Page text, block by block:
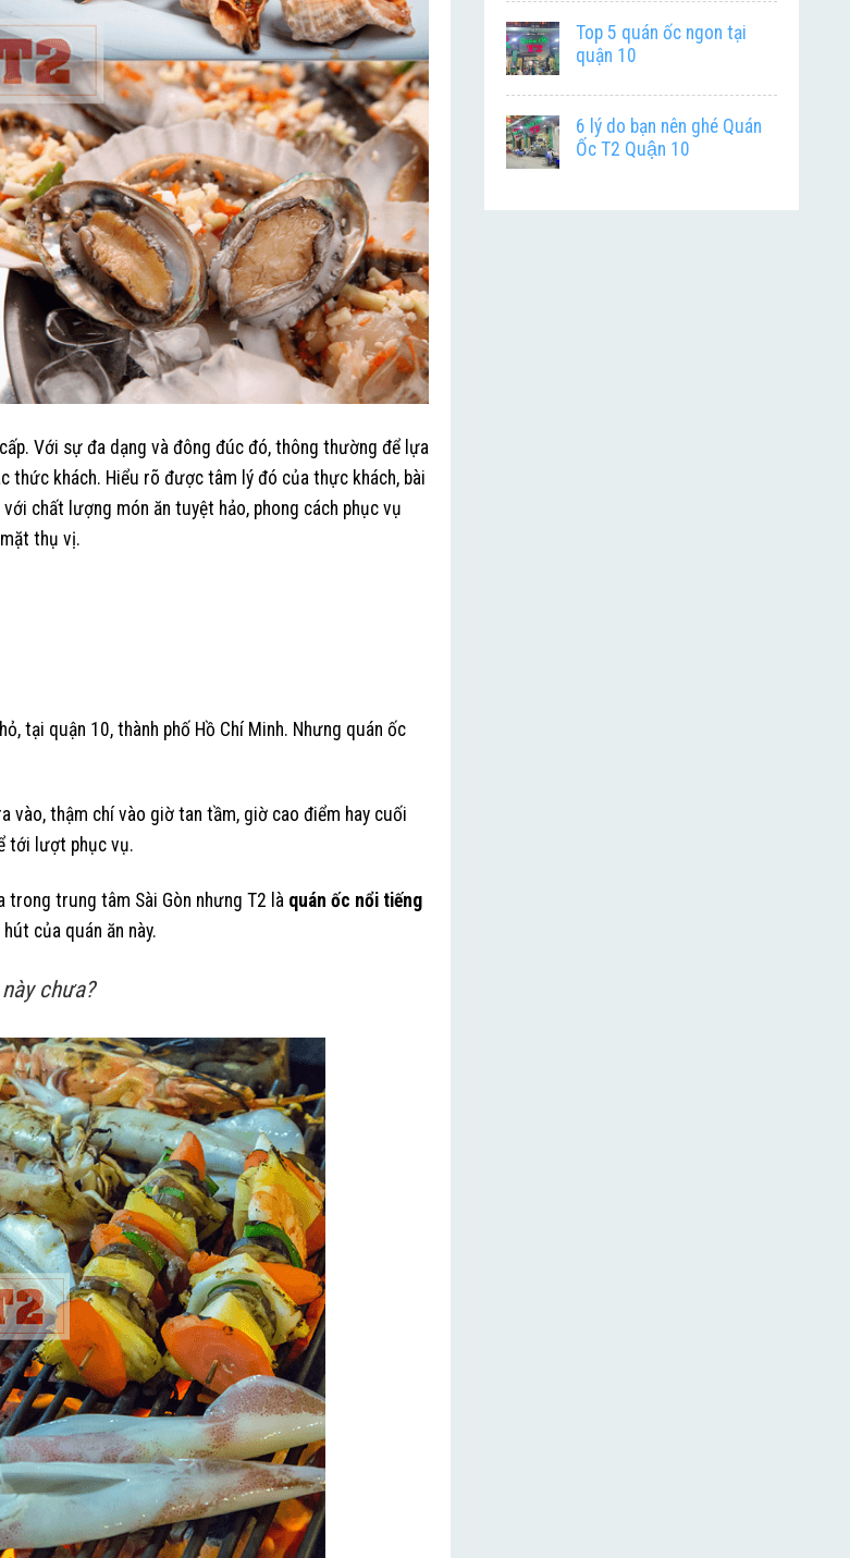
Với sự đa dạng và đông đúc đó, thông thường để lựa
khách. Hiểu rõ được tâm lý đó của thực khách, bài
chất lượng món ăn tuyệt hảo, phong cách phục vụ
thụ vị.
tại quận 10, thành phố Hồ Chí Minh. Nhưng quán ốc
vào, thậm chí vào giờ tan tầm, giờ cao điểm hay cuối
tới lượt phục vụ.
trung tâm Sài Gòn nhưng T2 là quán ốc nổi tiếng
của quán ăn này.
chưa?
Top 5 quán ốc ngon tại
quận 10
6 lý do bạn nên ghé Quán
Ốc T2 Quận 10